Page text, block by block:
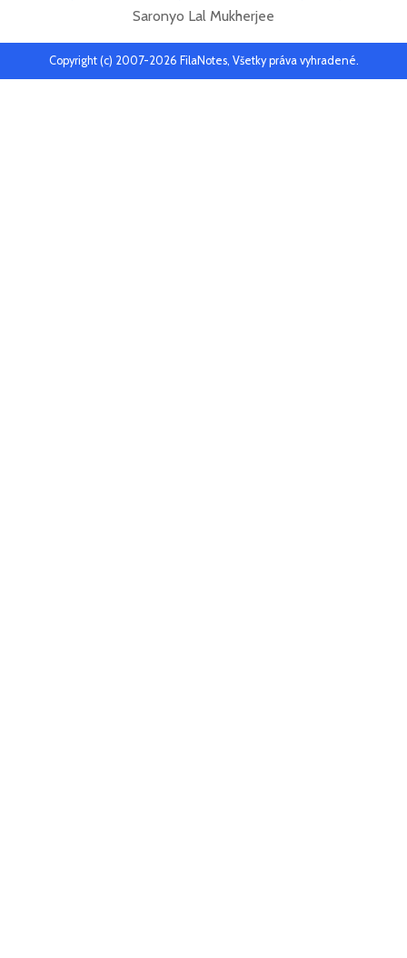
Saronyo Lal Mukherjee
Copyright (c) 2007-2026 FilaNotes, Všetky práva vyhradené.